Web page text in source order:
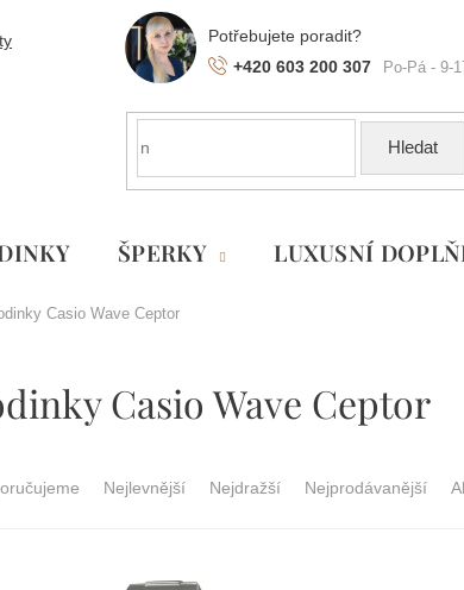
+420 603 200 307
Hledat
ŠPERKY LUXUSNÍ
Casio Wave Ceptor
Casio Wave Ceptor
Nejlevnější Nejdražší Nejprodávanější